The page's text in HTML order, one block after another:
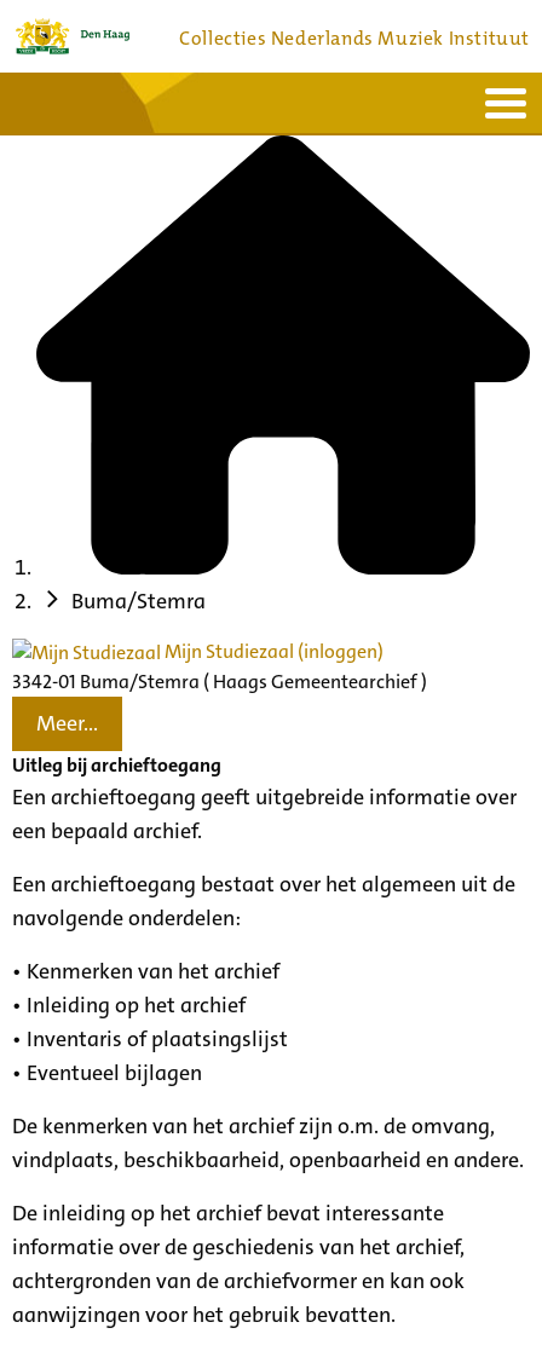
Collecties Nederlands Muziek Instituut
Bronnen en collecties
Buma/Stemra
Mijn Studiezaal (inloggen)
3342-01 Buma/Stemra ( Haags Gemeentearchief )
Meer...
Uitleg bij archieftoegang
Een archieftoegang geeft uitgebreide informatie over
een bepaald archief.
Een archieftoegang bestaat over het algemeen uit de
navolgende onderdelen:
• Kenmerken van het archief
• Inleiding op het archief
• Inventaris of plaatsingslijst
• Eventueel bijlagen
De kenmerken van het archief zijn o.m. de omvang,
vindplaats, beschikbaarheid, openbaarheid en andere.
De inleiding op het archief bevat interessante
informatie over de geschiedenis van het archief,
achtergronden van de archiefvormer en kan ook
aanwijzingen voor het gebruik bevatten.